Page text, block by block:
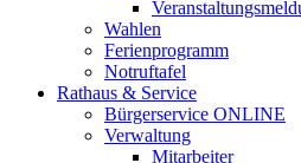
Wahlen
Ferienprogramm
Notruftafel
Rathaus & Service
Bürgerservice ONLINE
Verwaltung
Mitarbeiter